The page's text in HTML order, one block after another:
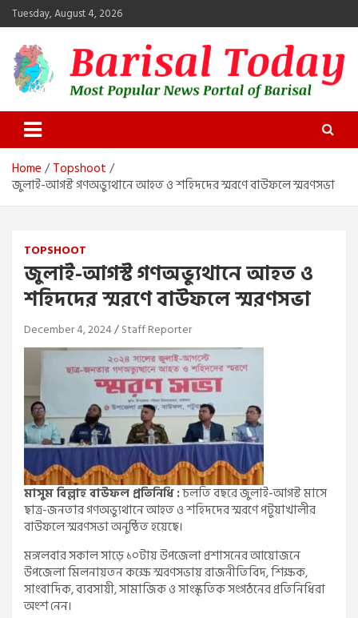
Skip
to
content
Tuesday, August 4, 2026
Barisal Today
The Most Popular News Portal in Barisal
Home
Topshoot
জুলাই-আগস্ট গণঅভ্যুথানে আহত ও শহিদদের স্মরণে বাউফলে স্মরণসভা
TOPSHOOT
জুলাই-আগস্ট গণঅভ্যুথানে আহত ও
শহিদদের স্মরণে বাউফলে স্মরণসভা
December 4, 2024 Staff Reporter
মাসুম বিল্লাহ বাউফল প্রতিনিধি :চলতি বছরে জুলাই-আগস্ট মাসে
ছাত্র-জনতার গণঅভ্যুথানে আহত ও শহিদদের স্মরণে পটুয়াখালীর
বাউফলে স্মরণসভা অনুষ্ঠিত হয়েছে।
মঙ্গলবার সকাল সাড়ে ১০টায় উপজেলা প্রশাসনের আয়োজনে
উপজেলা মিলনায়তন কক্ষে স্মরণসভায় রাজনীতিবিদ, শিক্ষক,
সাংবাদিক, ব্যবসায়ী, সামাজিক ও সাংস্কৃতিক সংগঠনের প্রতিনিধিরা
অংশ নেন।